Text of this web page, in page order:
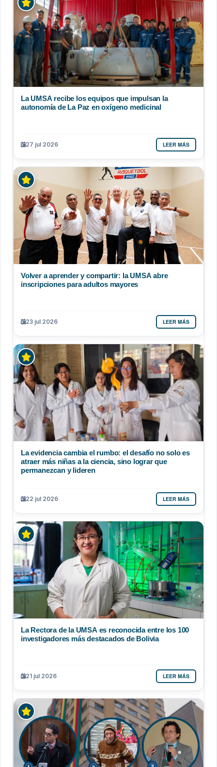
La UMSA recibe los equipos que impulsan la
autonomía de La Paz en oxígeno medicinal
27 jul 2026 LEER MÁS
Volver a aprender y compartir: la UMSA abre
inscripciones para adultos mayores
23 jul 2026 LEER MÁS
La evidencia cambia el rumbo: el desafío no solo es
atraer más niñas a la ciencia, sino lograr que
permanezcan y lideren
22 jul 2026 LEER MÁS
La Rectora de la UMSA es reconocida entre los 100
investigadores más destacados de Bolivia
21 jul 2026 LEER MÁS